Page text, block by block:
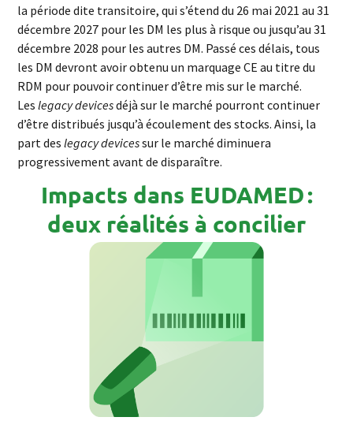
la période dite transitoire, qui s’étend du 26 mai 2021 au 31
décembre 2027 pour les DM les plus à risque ou jusqu’au 31
décembre 2028 pour les autres DM. Passé ces délais, tous
les DM devront avoir obtenu un marquage CE au titre du
RDM pour pouvoir continuer d’être mis sur le marché.
Leslegacydevicesdéjà sur le marché pourront continuer
d’être distribués jusqu’à écoulement des stocks. Ainsi, la
part des legacydevicessur le marché diminuera
progressivement avant de disparaître.
Impacts dans EUDAMED :
deux réalités à concilier